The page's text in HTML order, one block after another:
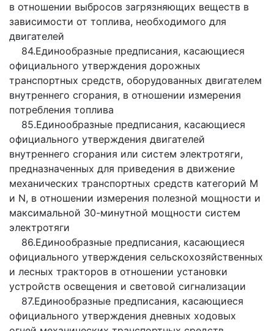
в отношении выбросов загрязняющих веществ в
зависимости от топлива, необходимого для
двигателей
84.Единообразные предписания, касающиеся
официального утверждения дорожных
транспортных средств, оборудованных двигателем
внутреннего сгорания, в отношении измерения
потребления топлива
85.Единообразные предписания, касающиеся
официального утверждения двигателей
внутреннего сгорания или систем электротяги,
предназначенных для приведения в движение
механических транспортных средств категорий М
и N, в отношении измерения полезной мощности и
максимальной 30-минутной мощности систем
электротяги
86.Единообразные предписания, касающиеся
официального утверждения сельскохозяйственных
и лесных тракторов в отношении установки
устройств освещения и световой сигнализации
87.Единообразные предписания, касающиеся
официального утверждения дневных ходовых